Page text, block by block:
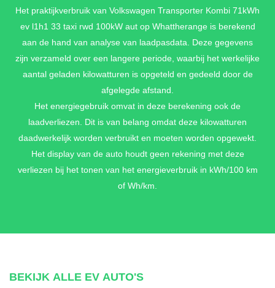
Het praktijkverbruik van Volkswagen Transporter Kombi 71kWh
ev l1h1 33 taxi rwd 100kW aut op Whattherange is berekend
aan de hand van analyse van laadpasdata. Deze gegevens
zijn verzameld over een langere periode, waarbij het werkelijke
aantal geladen kilowatturen is opgeteld en gedeeld door de
afgelegde afstand.
Het energiegebruik omvat in deze berekening ook de
laadverliezen. Dit is van belang omdat deze kilowatturen
daadwerkelijk worden verbruikt en moeten worden opgewekt.
Het display van de auto houdt geen rekening met deze
verliezen bij het tonen van het energieverbruik in kWh/100 km
of Wh/km.
BEKIJK ALLE EV AUTO'S